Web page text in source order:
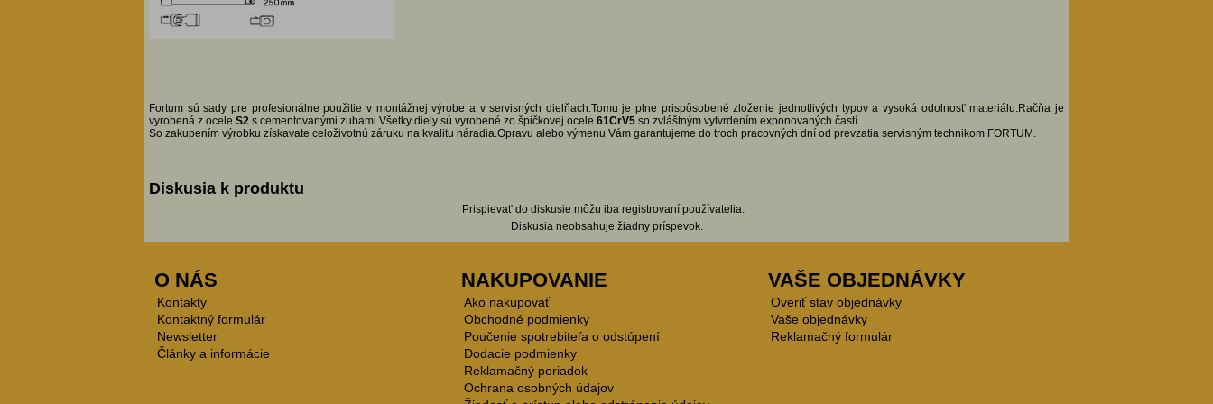
Fortum sú sady pre profesionálne použitie v montážnej výrobe a v servisných dielňach.Tomu je plne prispôsobené zloženie jednotlivých typov a vysoká odolnosť materiálu.Račňa je
vyrobená z ocele S2 s cementovanými zubami.Všetky diely sú vyrobené zo špičkovej ocele 61CrV5 so zvláštným vytvrdením exponovaných častí.
So zakupením výrobku získavate celoživotnú záruku na kvalitu náradia.Opravu alebo výmenu Vám garantujeme do troch pracovných dní od prevzatia servisným technikom FORTUM.
Diskusia k produktu
Prispievať do diskusie môžu iba registrovaní používatelia.
Diskusia neobsahuje žiadny príspevok.
O NÁS
Kontakty
Kontaktný formulár
Newsletter
Články a informácie
NAKUPOVANIE
Ako nakupovať
Obchodné podmienky
Poučenie spotrebiteľa o odstúpení
Dodacie podmienky
Reklamačný poriadok
Ochrana osobných údajov
VAŠE OBJEDNÁVKY
Overiť stav objednávky
Vaše objednávky
Reklamačný formulár